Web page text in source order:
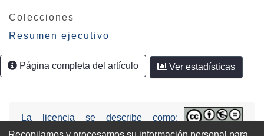
Colecciones
Resumen ejecutivo
Página completa del artículo Ver estadísticas
La licencia se describe como:
Attribution-NonCommercial-NoDerivs